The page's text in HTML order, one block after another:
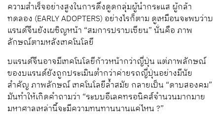
ความสำเร็จอย่างสูงในการดึงดูดกลุ่มผู้นำกระแส ผู้กล้า
ทดลอง (EARLY ADOPTERS) อย่างไรก็ตาม ดูเหมือนจะพบว่าบ
แรนด์จีนยังเผชิญหน้า “สมการปราบเซียน” นั่นคือ ภาพ
ลักษณ์ตามหลังเทคโนโลยี
บแรนด์จีนอาจมีเทคโนโลยีก้าวหน้ากว่าญี่ปุ่น แต่ภาพลักษณ์
ของบแรนด์ยังถูกประเมินต่ำกว่าค่ายรถญี่ปุ่นอย่างมีนัย
สำคัญ ภาพลักษณ์ เทคโนโลยีล้ำสมัย กลายเป็น “ดาบสองคม”
มันทำให้เกิดคำถามว่า “ระบบอีเลคทรอนิคส์จำนวนมากมาย
มหาศาลเหล่านี้จะมีความทนทานนานแค่ไหน ?”